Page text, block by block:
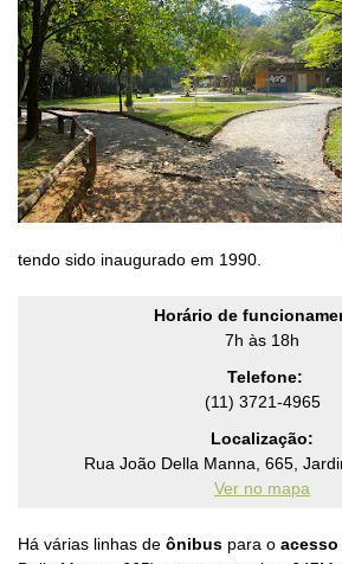
tendo sido inaugurado em 1990.
Horário de
7h às 18h
Telefone:
(11) 3721-4965
Localização:
Rua João Della Manna, 665,
Ver no mapa
Há várias linhas de ônibus para o